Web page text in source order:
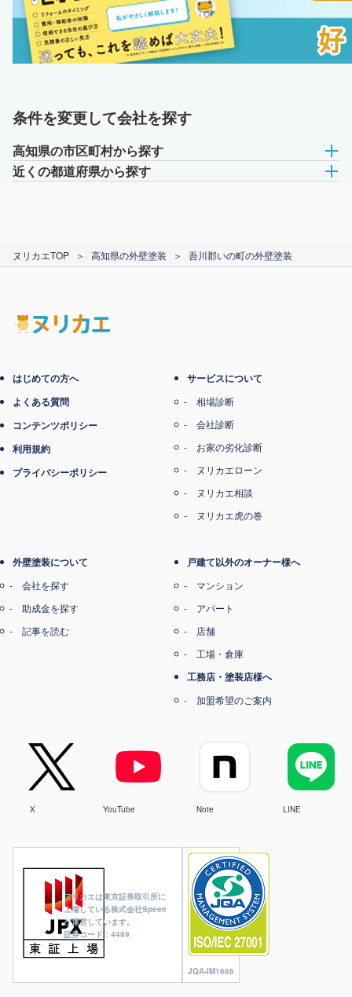
条件を変更して会社を探す
高知県の市区町村から探す
近くの都道府県から探す
ヌリカエTOP ＞ 高知県の外壁塗装 ＞ 吾川郡いの町の外壁塗装
ヌリカエは東京証券取引所に
上場している株式会社Speee
が運営しています。
証券コード：4499
JQA-IM1686
はじめての方へ
よくある質問
コンテンツポリシー
利用規約
プライバシーポリシー
サービスについて
相場診断
会社診断
お家の劣化診断
ヌリカエローン
ヌリカエ相談
ヌリカエ虎の巻
外壁塗装について
会社を探す
助成金を探す
記事を読む
戸建て以外のオーナー様へ
マンション
アパート
店舗
工場・倉庫
工務店・塗装店様へ
加盟希望のご案内
X YouTube Note LINE